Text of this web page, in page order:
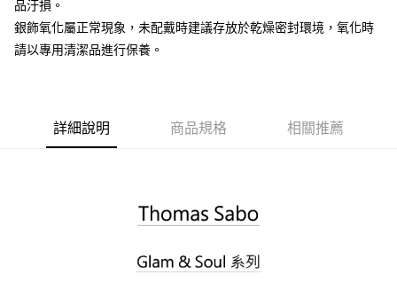
品汙損。
銀飾氧化屬正常現象，未配戴時建議存放於乾燥密封環境，氧化時
請以專用清潔品進行保養。
詳細說明 商品規格 相關推薦